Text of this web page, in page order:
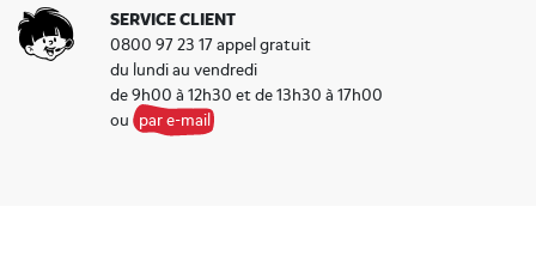
SERVICE CLIENT
0800 97 23 17 appel gratuit
du lundi au vendredi
de 9h00 à 12h30 et de 13h30 à 17h00
ou par e-mail